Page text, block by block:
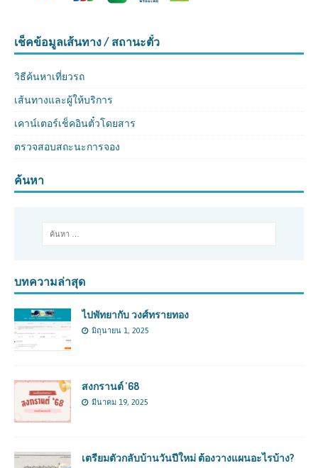
เช็คข้อมูลเส้นทาง / สถานะตั๋ว
วิธีค้นหาเที่ยวรถ
เส้นทางและผู้ให้บริการ
เคาน์เตอร์เช็คอินตั๋วโดยสาร
ตรวจสอบสถะนะการจอง
ค้นหา
บทความล่าสุด
ไปพัทยากับ วงศ์ทรายทอง
มิถุนายน 1, 2025
สงกรานต์ ’68
มีนาคม 19, 2025
เตรียมตัวกลับบ้านวันปีใหม่ ต้องวางแผนอะไรบ้าง?